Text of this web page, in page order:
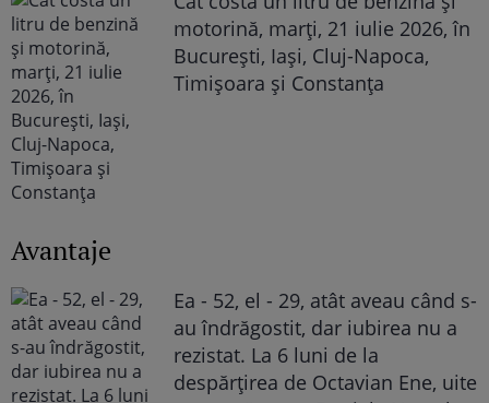
motorină, marți, 21 iulie 2026, în
București, Iași, Cluj-Napoca,
Timișoara și Constanța
Avantaje
Ea - 52, el - 29, atât aveau când s-
au îndrăgostit, dar iubirea nu a
rezistat. La 6 luni de la
despărțirea de Octavian Ene, uite